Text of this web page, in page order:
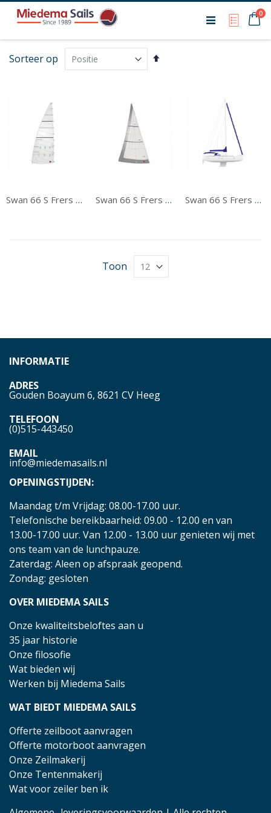
My0
Sorteer op
Van
Swan 66 S Frers Grootzeil Swan 66 S Frers Voorzeil Swan 66 S Frers Tentwerk
Toon
INFORMATIE
ADRES
Gouden Boayum 6, 8621 CV Heeg
TELEFOON
(0)515-443450
EMAIL
info@miedemasails.nl
OPENINGSTIJDEN:
Maandag t/m Vrijdag: 08.00-17.00 uur.
Telefonische bereikbaarheid: 09.00 - 12.00 en van
13.00-17.00 uur. Van 12.00 - 13.00 uur genieten wij met
ons team van de lunchpauze.
Zaterdag: Aleen op afspraak geopend.
Zondag: gesloten
OVER MIEDEMA SAILS
Onze kwaliteitsbeloftes aan u
35 jaar historie
Onze filosofie
Wat bieden wij
Werken bij Miedema Sails
WAT BIEDT MIEDEMA SAILS
Offerte zeilboot aanvragen
Offerte motorboot aanvragen
Onze Zeilmakerij
Onze Tentenmakerij
Wat voor zeiler ben ik